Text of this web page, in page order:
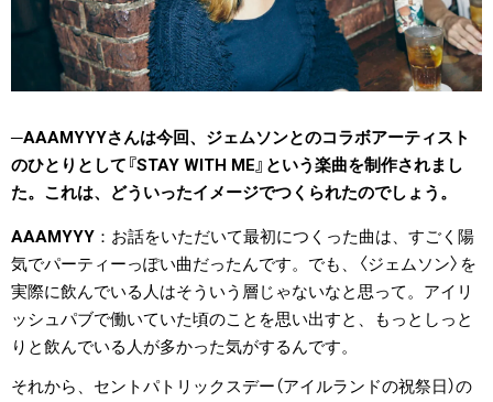
AAAMYYYさんは今回、ジェムソンとのコラボアーティスト
のひとりとして『STAY WITH ME』という楽曲を制作されまし
た。これは、どういったイメージでつくられたのでしょう。
AAAMYYY
お話をいただいて最初につくった曲は、すごく陽
気でパーティーっぽい曲だったんです。でも、〈ジェムソン〉を
実際に飲んでいる人はそういう層じゃないなと思って。アイリ
ッシュパブで働いていた頃のことを思い出すと、もっとしっと
りと飲んでいる人が多かった気がするんです。
それから、セントパトリックスデー（アイルランドの祝祭日）の